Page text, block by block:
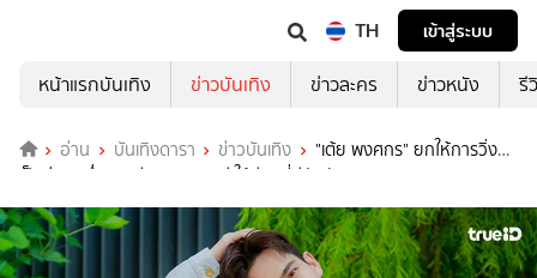
TH
เข้าสู่ระบบ
หน้าแรกบันเทิง
ข่าวบันเทิง ข่าวละคร ข่าวหนัง รี
อ่าน บันเทิงดารา ข่าวบันเทิง
"เต้ย พงศกร" ยกให้การวิ่ง
เป็นส่วนหนึ่งของชีวิต สุขภาพดี ให้ชีวิตที่ดีกับตัวเอง